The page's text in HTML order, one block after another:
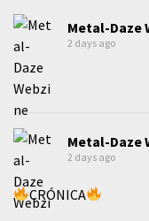
Metal-Daze
2 days ago
Metal-Daze
2 days ago
CRÓNICA